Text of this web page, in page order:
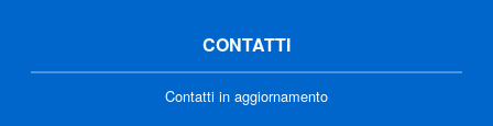
CONTATTI
Contatti in aggiornamento